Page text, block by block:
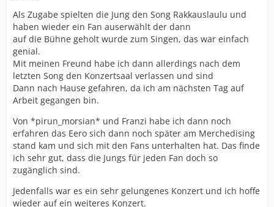
Als Zugabe spielten die Jung den Song Rakkauslaulu und
haben wieder ein Fan auserwählt der dann
auf die Bühne geholt wurde zum Singen, das war einfach
genial.
Mit meinen Freund habe ich dann allerdings nach dem
letzten Song den Konzertsaal verlassen und sind
Dann nach Hause gefahren, da ich am nächsten Tag auf
Arbeit gegangen bin.
Von *pirun_morsian* und Franzi habe ich dann noch
erfahren das Eero sich dann noch später am Merchedising
stand kam und sich mit den Fans unterhalten hat. Das finde
ich sehr gut, dass die Jungs für jeden Fan doch so
zugänglich sind.
Jedenfalls war es ein sehr gelungenes Konzert und ich hoffe
wieder auf ein weiteres Konzert.